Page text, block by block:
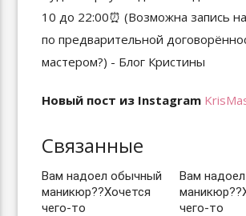
Новый пост из Instagram
Связанные
Вам надоел обычный
маникюр??Хочется
чего-то
Вам
чего-то